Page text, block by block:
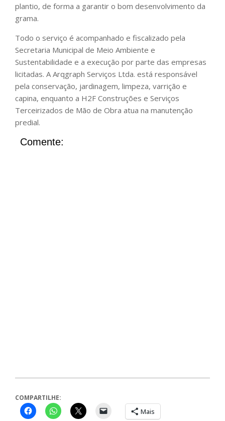
plantio, de forma a garantir o bom desenvolvimento da
grama.
Todo o serviço é acompanhado e fiscalizado pela
Secretaria Municipal de Meio Ambiente e
Sustentabilidade e a execução por parte das empresas
licitadas. A Arqgraph Serviços Ltda. está responsável
pela conservação, jardinagem, limpeza, varrição e
capina, enquanto a H2F Construções e Serviços
Terceirizados de Mão de Obra atua na manutenção
predial.
Comente:
COMPARTILHE:
Mais